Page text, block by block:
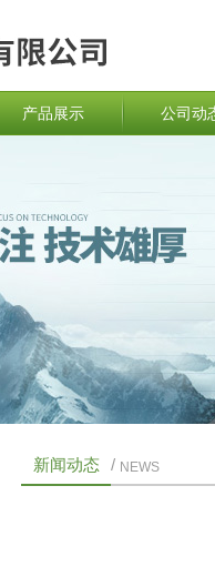
产品展示 公司动
新闻动态 / NEWS